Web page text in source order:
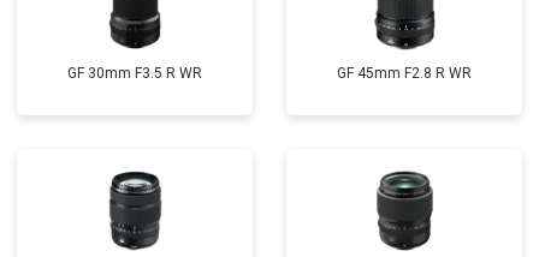
GF 30mm F3.5 R WR GF 45mm F2.8 R WR